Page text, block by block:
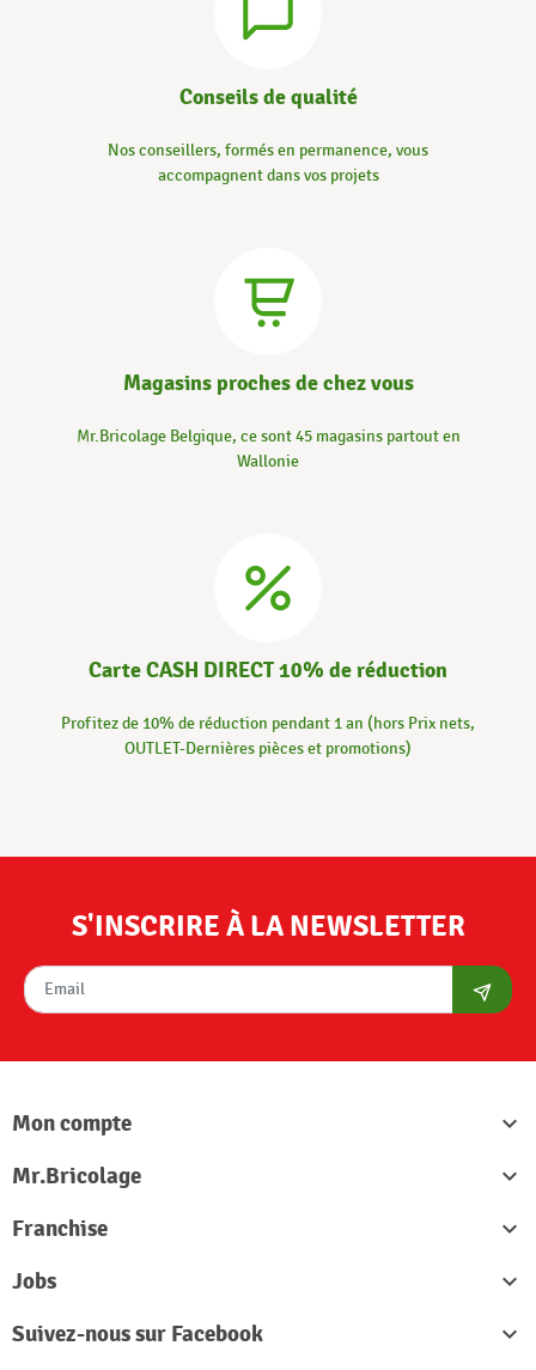
Conseils de qualité
Nos conseillers, formés en permanence, vous
accompagnent dans vos projets
Magasins proches de chez vous
Mr.Bricolage Belgique, ce sont 45 magasins partout en
Wallonie
Carte CASH DIRECT 10% de réduction
Profitez de 10% de réduction pendant 1 an (hors Prix nets,
OUTLET-Dernières pièces et promotions)
S'INSCRIRE À LA NEWSLETTER
Mon compte

Mr.Bricolage

Franchise

Jobs

Suivez-nous sur Facebook
